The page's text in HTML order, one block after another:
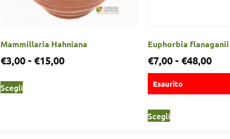
Mammillaria Hahniana
€3,00- €15,00
Scegli
Euphorbia flanaganii
€7,00- €48,00
Esaurito
Scegli